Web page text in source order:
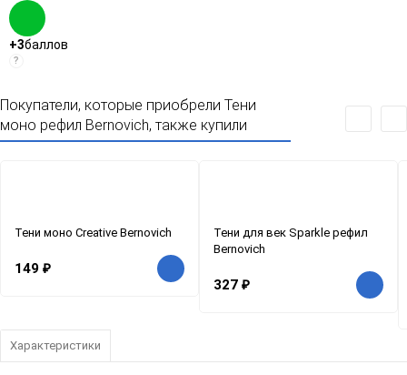
+3баллов
?
Покупатели, которые приобрели Тени
моно рефил Bernovich, также купили
Тени моно Creative Bernovich
149 ₽
Тени для век Sparkle рефил
Bernovich
327 ₽
Характеристики